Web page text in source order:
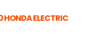
HONDA ELECTRIC